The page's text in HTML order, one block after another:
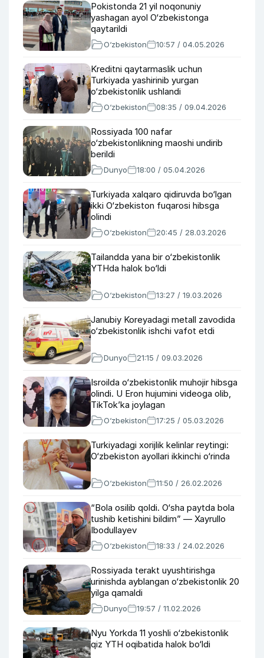
Pokistonda 21 yil noqonuniy
yashagan ayol O‘zbekistonga
qaytarildi
O‘zbekiston 10:57 / 04.05.2026
Kreditni qaytarmaslik uchun
Turkiyada yashirinib yurgan
o‘zbekistonlik ushlandi
O‘zbekiston 08:35 / 09.04.2026
Rossiyada 100 nafar
o‘zbekistonlikning maoshi undirib
berildi
Dunyo 18:00 / 05.04.2026
Turkiyada xalqaro qidiruvda bo‘lgan
ikki O‘zbekiston fuqarosi hibsga
olindi
O‘zbekiston 20:45 / 28.03.2026
Tailandda yana bir o‘zbekistonlik
YTHda halok bo‘ldi
O‘zbekiston 13:27 / 19.03.2026
Janubiy Koreyadagi metall zavodida
o‘zbekistonlik ishchi vafot etdi
Dunyo 21:15 / 09.03.2026
Isroilda o‘zbekistonlik muhojir hibsga
olindi. U Eron hujumini videoga olib,
TikTok’ka joylagan
O‘zbekiston 17:25 / 05.03.2026
Turkiyadagi xorijlik kelinlar reytingi:
O‘zbekiston ayollari ikkinchi o‘rinda
O‘zbekiston 11:50 / 26.02.2026
“Bola osilib qoldi. O‘sha paytda bola
tushib ketishini bildim” — Xayrullo
Ibodullayev
O‘zbekiston 18:33 / 24.02.2026
Rossiyada terakt uyushtirishga
urinishda ayblangan o‘zbekistonlik 20
yilga qamaldi
Dunyo 19:57 / 11.02.2026
Nyu Yorkda 11 yoshli o‘zbekistonlik
qiz YTH oqibatida halok bo‘ldi